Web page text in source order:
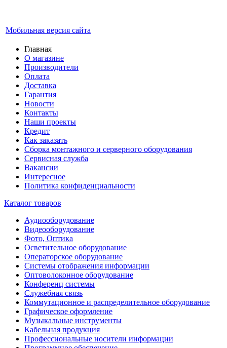
Мобильная версия сайта
Главная
О магазине
Производители
Оплата
Доставка
Гарантия
Новости
Контакты
Наши проекты
Кредит
Как заказать
Сборка монтажного и серверного оборудования
Сервисная служба
Вакансии
Интересное
Политика конфиденциальности
Каталог товаров
Аудиооборудование
Видеооборудование
Фото, Оптика
Осветительное оборудование
Операторское оборудование
Системы отображения информации
Оптоволоконное оборудование
Конференц системы
Служебная связь
Коммутационное и распределительное оборудование
Графическое оформление
Музыкальные инструменты
Кабельная продукция
Профессиональные носители информации